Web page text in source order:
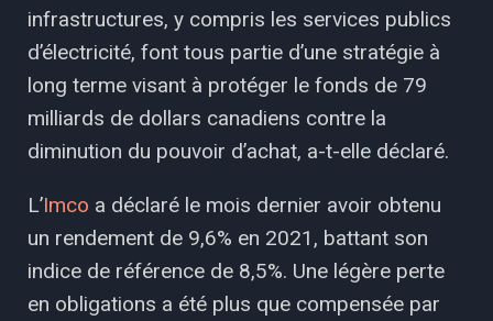
infrastructures, y compris les services publics
d’électricité, font tous partie d’une stratégie à
long terme visant à protéger le fonds de 79
milliards de dollars canadiens contre la
diminution du pouvoir d’achat, a-t-elle déclaré.
L’Imco a déclaré le mois dernier avoir obtenu
un rendement de 9,6% en 2021, battant son
indice de référence de 8,5%. Une légère perte
en obligations a été plus que compensée par